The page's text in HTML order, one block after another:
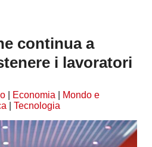
continua a
i lavoratori
Economia
Mondo e
Tecnologia